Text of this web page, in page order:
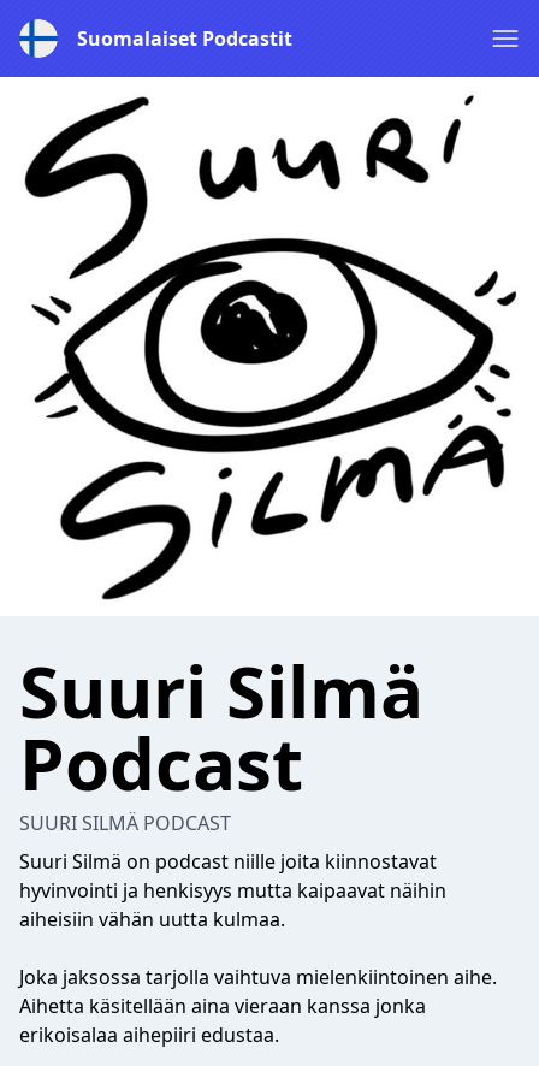
Suomalaiset Podcastit
Suuri Silmä
Podcast
SUURI SILMÄ PODCAST
Suuri Silmä on podcast niille joita kiinnostavat
hyvinvointi ja henkisyys mutta kaipaavat näihin
aiheisiin vähän uutta kulmaa.
Joka jaksossa tarjolla vaihtuva mielenkiintoinen aihe.
Aihetta käsitellään aina vieraan kanssa jonka
erikoisalaa aihepiiri edustaa.